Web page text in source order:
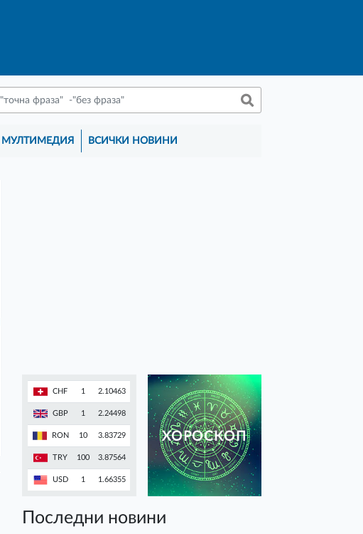
МУЛТИМЕДИЯ ВСИЧКИ НОВИНИ
CHF 1 2.10463
GBP 1 2.24498
RON 10 3.83729
TRY 100 3.87564
USD 1 1.66355
ХОРОСКОП
Последни новини